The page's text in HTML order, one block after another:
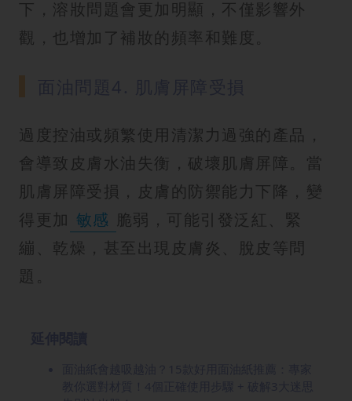
下，溶妝問題會更加明顯，不僅影響外
觀，也增加了補妝的頻率和難度。
過度控油或頻繁使用清潔力過強的產品，
會導致皮膚水油失衡，破壞肌膚屏障。當
肌膚屏障受損，皮膚的防禦能力下降，變
得更加 敏感 脆弱，可能引發泛紅、緊
繃、乾燥，甚至出現皮膚炎、脫皮等問
題。